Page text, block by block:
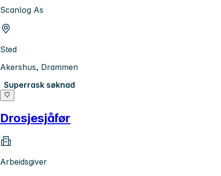
Scanlog As
Sted
Akershus, Drammen
Superrask søknad
Drosjesjåfør
Arbeidsgiver